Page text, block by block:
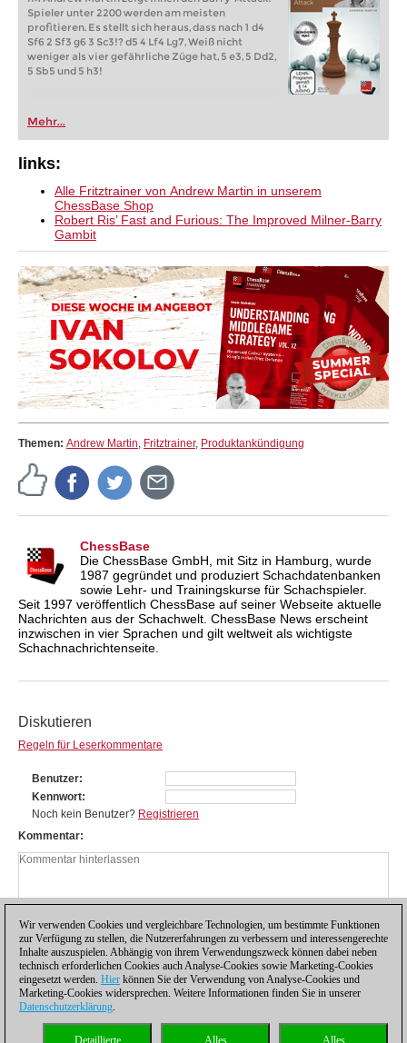
Spieler unter 2200 werden am meisten
profitieren. Es stellt sich heraus, dass nach 1 d4
Sf6 2 Sf3 g6 3 Sc3!? d5 4 Lf4 Lg7, Weiß nicht
weniger als vier gefährliche Züge hat, 5 e3, 5 Dd2,
5 Sb5 und 5 h3!
Mehr...
links:
Alle Fritztrainer von Andrew Martin in unserem
ChessBase Shop
Robert Ris’ Fast and Furious: The Improved Milner-Barry
Gambit
Themen: Andrew Martin, Fritztrainer, Produktankündigung
ChessBase
Die ChessBase GmbH, mit Sitz in Hamburg, wurde
1987 gegründet und produziert Schachdatenbanken
sowie Lehr- und Trainingskurse für Schachspieler.
Seit 1997 veröffentlich ChessBase auf seiner Webseite aktuelle
Nachrichten aus der Schachwelt. ChessBase News erscheint
inzwischen in vier Sprachen und gilt weltweit als wichtigste
Schachnachrichtenseite.
Diskutieren
Regeln für Leserkommentare
Benutzer
Kennwort
Noch kein Benutzer? Registrieren
Kommentar
Datenschutzhinweis| Kontakt| |Lizenzen
Wir verwenden Cookies und vergleichbare Technologien, um bestimmte Funktionen
zur Verfügung zu stellen, die Nutzererfahrungen zu verbessern und interessengerechte
Inhalte auszuspielen. Abhängig von ihrem Verwendungszweck können dabei neben
technisch erforderlichen Cookies auch Analyse-Cookies sowie Marketing-Cookies
eingesetzt werden. Hier können Sie der Verwendung von Analyse-Cookies und
Marketing-Cookies widersprechen. Weitere Informationen finden Sie in unserer
Datenschutzerklärung.
Alles
Alles
Detaillierte